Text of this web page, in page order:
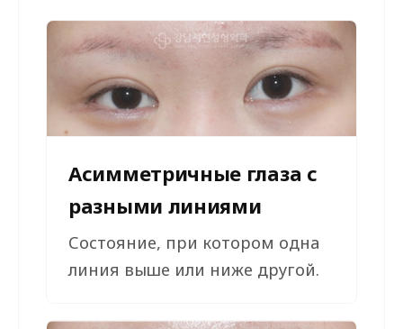
Асимметричные глаза с
разными линиями
Состояние, при котором одна
линия выше или ниже другой.